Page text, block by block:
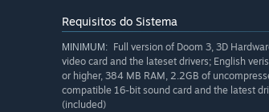
Requisitos do Sistema
MINIMUM: Full version of Doom 3, 3D
video card and the lateset drivers; English
or higher, 384 MB RAM, 2.2GB of
compatible 16-bit sound card and the latest
(included)